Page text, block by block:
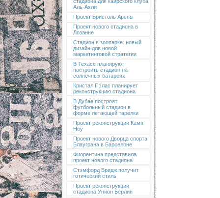
Аль-Ахли
Проект Бристоль Арены
Проект нового стадиона в
Лозанне
Стадион в зоопарке: новый
дизайн для новой
маркетинговой стратегии
В Техасе планируют
построить стадион на
солнечных батареях
Кристал Пэлас планирует
реконструкцию стадиона
В Дубае построят
футбольный стадион в
форме летающей тарелки
Проект реконструкции Камп
Ноу
Проект нового Дворца спорта
Блауграна в Барселоне
Фиорентина представила
проект нового стадиона
Стэмфорд Бридж получит
готический стиль
Проект реконструкции
стадиона Унион Берлин